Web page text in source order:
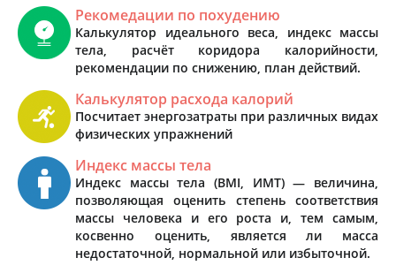
Рекомедации по похудению
Калькулятор идеального веса, индекс массы
тела, расчёт коридора калорийности,
рекомендации по снижению, план действий.
Калькулятор расхода калорий
Посчитает энергозатраты при различных видах
физических упражнений
Индекс массы тела
Индекс массы тела (BMI, ИМТ) — величина,
позволяющая оценить степень соответствия
массы человека и его роста и, тем самым,
косвенно оценить, является ли масса
недостаточной, нормальной или избыточной.